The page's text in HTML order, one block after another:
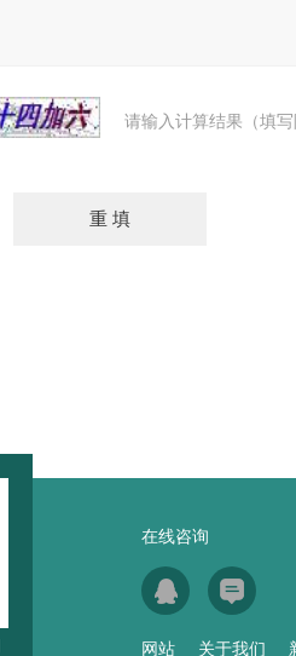
请输入计算结果（填
在线咨询
网站 关于我们